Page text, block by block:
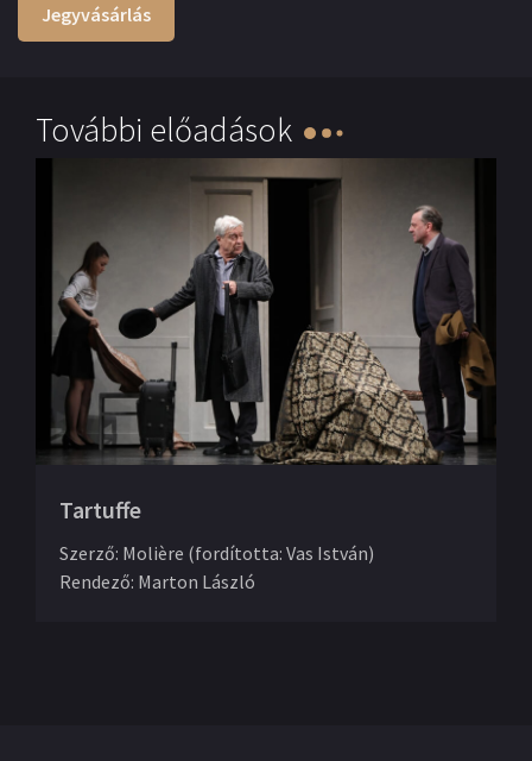
Jegyvásárlás
További előadások
Tartuffe
Szerző: Molière (fordította: Vas István)
Rendező: Marton László